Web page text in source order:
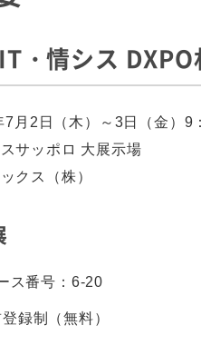
・情シス DXPO
7月2日（木）～3日（金）9
サッポロ 大展示場
クス（株）
ス番号：6-20
録制（無料）